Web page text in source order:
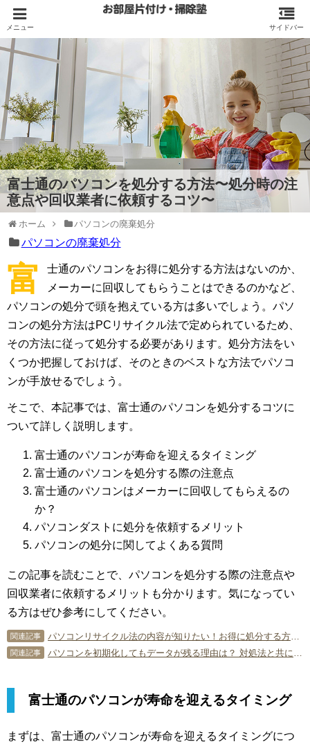
富士通のパソコンを処分する方法〜処分時の注
意点や回収業者に依頼するコツ〜
ホーム パソコンの廃棄処分
パソコンの廃棄処分
富
士通のパソコンをお得に処分する方法はないのか、
メーカーに回収してもらうことはできるのかなど、
パソコンの処分で頭を抱えている方は多いでしょう。パソ
コンの処分方法はPCリサイクル法で定められているため、
その方法に従って処分する必要があります。処分方法をい
くつか把握しておけば、そのときのベストな方法でパソコ
ンが手放せるでしょう。
そこで、本記事では、富士通のパソコンを処分するコツに
ついて詳しく説明します。
富士通のパソコンが寿命を迎えるタイミング
富士通のパソコンを処分する際の注意点
富士通のパソコンはメーカーに回収してもらえるの
か？
パソコンダストに処分を依頼するメリット
パソコンの処分に関してよくある質問
この記事を読むことで、パソコンを処分する際の注意点や
回収業者に依頼するメリットも分かります。気になってい
る方はぜひ参考にしてください。
関連記事
関連記事
富士通のパソコンが寿命を迎えるタイミング
まずは、富士通のパソコンが寿命を迎えるタイミングにつ